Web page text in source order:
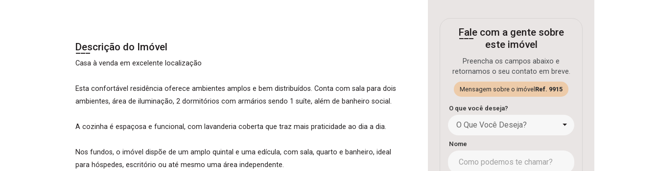
Descrição do Imóvel
Casa à venda em excelente localização
Esta confortável residência oferece ambientes amplos e bem distribuídos. Conta com sala para dois
ambientes, área de iluminação, 2 dormitórios com armários sendo 1 suíte, além de banheiro social.
A cozinha é espaçosa e funcional, com lavanderia coberta que traz mais praticidade ao dia a dia.
Nos fundos, o imóvel dispõe de um amplo quintal e uma edícula, com sala, quarto e banheiro, ideal
para hóspedes, escritório ou até mesmo uma área independente.
Fale com a gente sobre
este imóvel
Preencha os campos abaixo e
retornamos o seu contato em breve.
Mensagem sobre o imóvel Ref. 9915
O que você deseja?
O Que Você Deseja?
Nome